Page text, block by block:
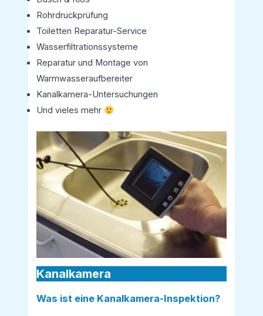
Rohrdruckprüfung
Toiletten Reparatur-Service
Wasserfiltrationssysteme
Reparatur und Montage von
Warmwasseraufbereiter
Kanalkamera-Untersuchungen
Und vieles mehr
Kanalkamera
Was ist eine Kanalkamera-Inspektion?